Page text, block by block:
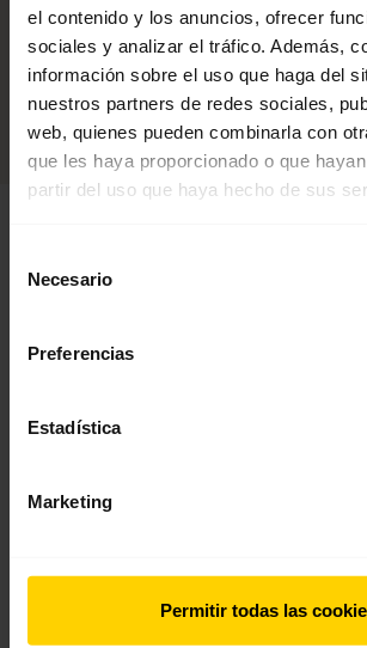
el contenido y los anuncios, ofrecer
sociales y analizar el tráfico. Además,
información sobre el uso que haga del
nuestros partners de redes sociales,
web, quienes pueden combinarla con
que les haya proporcionado o que
partir del uso que haya hecho de sus
Necesario
Preferencias
Estadística
Marketing
Permitir todas las
Documentos de
Descatalogado